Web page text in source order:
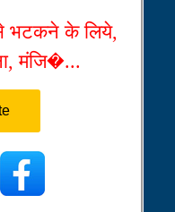
से भटकने के लिये,
मंजि�...